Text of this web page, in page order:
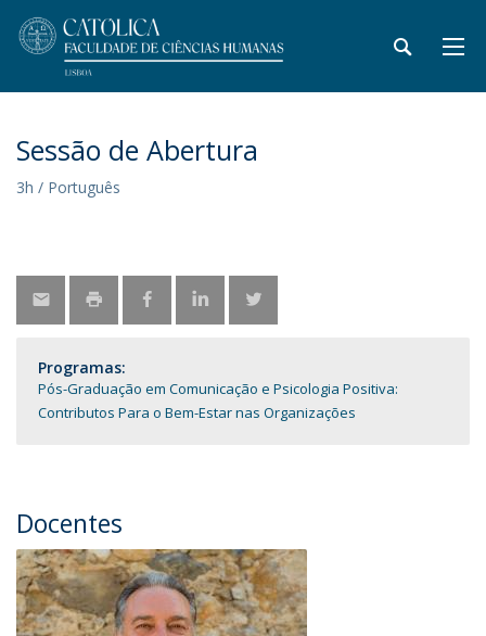
Sessão de Abertura
3h / Português
Programas:
Pós-Graduação em Comunicação e Psicologia Positiva:
Contributos Para o Bem-Estar nas Organizações
Docentes